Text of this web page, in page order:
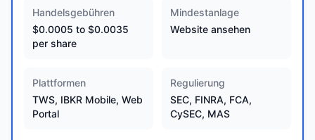
Handelsgebühren
$0.0005 to $0.0035
per share
Mindestanlage
Website ansehen
Plattformen
TWS, IBKR Mobile, Web
Portal
Regulierung
SEC, FINRA, FCA,
CySEC, MAS